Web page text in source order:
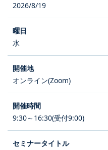
2026/8/19
水
オンライン(Zoom)
9:30～16:30(受付9:00)